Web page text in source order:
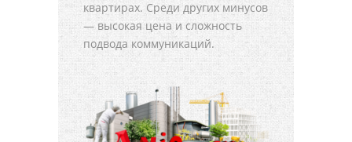
квартирах. Среди других минусов
— высокая цена и сложность
подвода коммуникаций.